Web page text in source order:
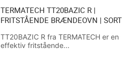
TERMATECH TT20BAZIC R |
FRITSTÅENDE BRÆNDEOVN | SORT
TT20BAZIC R fra TERMATECH er en
effektiv fritstående...